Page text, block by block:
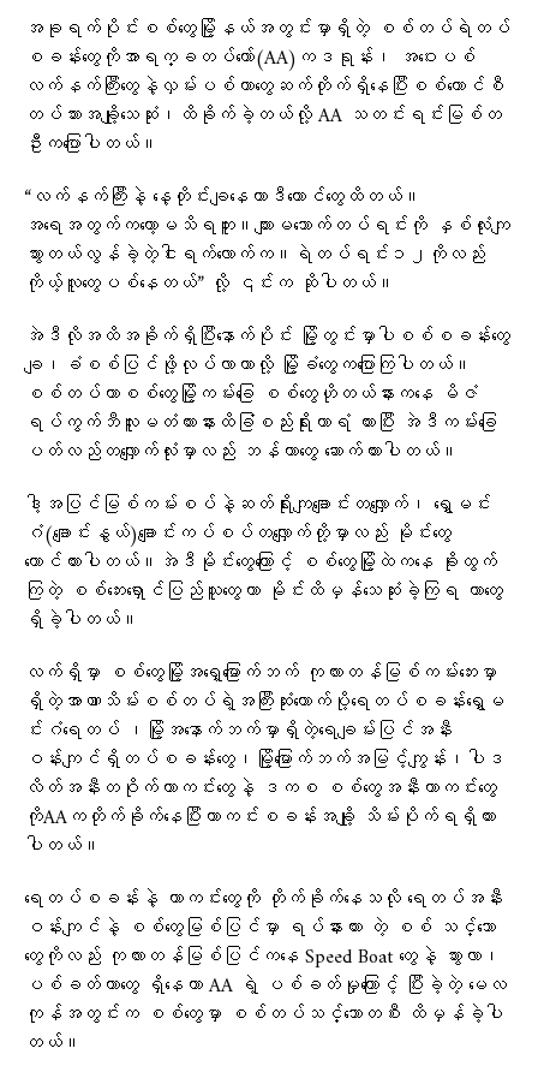
အခုရက်ပိုင်းစစ်တွေမြို့နယ်အတွင်းမှာရှိတဲ့ စစ်တပ်ရဲတပ်
စခန်းတွေကိုအာရက္ခတပ်တော်(AA)ကဒရုန်း၊ အဝေးပစ်
လက်နက်ကြီးတွေနဲ့လှမ်းပစ်တာတွေဆက်တိုက်ရှိနေပြီးစစ်ကောင်စီ
တပ်သားအချို့သေဆုံး၊ထိခိုက်ခဲ့တယ်လို့ AA သတင်းရင်းမြစ်တ
ဦးကပြောပါတယ်။
“လက်နက်ကြီးနဲ့ နေ့တိုင်းချနေတာဒီကောင်တွေထိတယ်။
အရေအတွက်ကတော့မသိရဘူး။ကျားမသောက်တပ်ရင်းကို နှစ်လုံးကျ
သွားတယ်လွန်ခဲ့တဲ့ငါးရက်လောက်က။ရဲတပ်ရင်း၁၂ကိုလည်း
ကိုယ့်လူတွေပစ်နေတယ်” လို့ ၎င်းက ဆိုပါတယ်။
အဲဒီလိုအထိအခိုက်ရှိပြီးနောက်ပိုင်း မြို့တွင်းမှာပါစစ်စခန်းတွေ
ချ၊ခံစစ်ပြင်ဖို့လုပ်လာတာလို့ မြို့ခံတွေကပြောကြပါတယ်။
စစ်တပ်ဟာစစ်တွေမြို့ကမ်းခြေ စစ်တွေဟိုတယ်နားကနေ မိဇံ
ရပ်ကွက်ဘီလူးမတံတားနားထိခြံစည်းရိုးကာရံ ထားပြီး အဲဒီကမ်းခြေ
ပတ်လည်တလျှောက်လုံးမှာလည်း ဘန်ကာတွေ ဆောက်ထားပါတယ်။
ဒါ့အပြင်မြစ်ကမ်းစပ်နဲ့ဆတ်ရိုးကျချောင်းတလျှောက်၊ ရွှေမင်း
ဂံ(ချောင်းနွယ်)ချောင်းကပ်စပ်တလျှောက်တို့မှာလည်း မိုင်းတွေ
ထောင်ထားပါတယ်။အဲဒီမိုင်းတွေကြောင့် စစ်တွေမြို့ထဲကနေ ခိုးထွက်
ကြတဲ့ စစ်ဘေးရှောင်ပြည်သူတွေဟာ မိုင်းထိမှန်သေဆုံးခဲ့ကြရ တာတွေ
ရှိခဲ့ပါတယ်။
လက်ရှိမှာ စစ်တွေမြို့အရှေ့မြောက်ဘက် ကုလားတန်မြစ်ကမ်းဘေးမှာ
ရှိတဲ့အာဏာသိမ်းစစ်တပ်ရဲ့အကြီးဆုံးထောက်ပို့ရေတပ်စခန်းရွှေမ
င်းဂံရေတပ် ၊မြို့အနောက်ဘက်မှာရှိတဲ့ရေချမ်းပြင်အနီး
ဝန်းကျင်ရှိတပ်စခန်းတွေ၊မြို့မြောက်ဘက်အမြင့်ကျွန်း၊ပါဒ
လိတ်အနီးတဝိုက်ကာကင်းတွေနဲ့ ဒကစ စစ်တွေအနီးကာကင်းတွေ
ကိုAAကတိုက်ခိုက်နေပြီးကာကင်းစခန်းအချို့ သိမ်းပိုက်ရရှိထား
ပါတယ်။
ရေတပ်စခန်းနဲ့ ကာကင်းတွေကို တိုက်ခိုက်နေသလို ရေတပ်အနီး
ဝန်းကျင်နဲ့ စစ်တွေမြစ်ပြင်မှာ ရပ်နားထား တဲ့ စစ် သင်္ဘော
တွေကိုလည်း ကုလားတန်မြစ်ပြင်ကနေ Speed Boat တွေနဲ့ သွားလာ၊
ပစ်ခတ်တာတွေ ရှိနေကာ AA ရဲ့ ပစ်ခတ်မှုကြောင့် ပြီးခဲ့တဲ့ မေလ
ကုန်အတွင်းက စစ်တွေမှာ စစ်တပ်သင်္ဘောတစီး ထိမှန်ခဲ့ပါ
တယ်။